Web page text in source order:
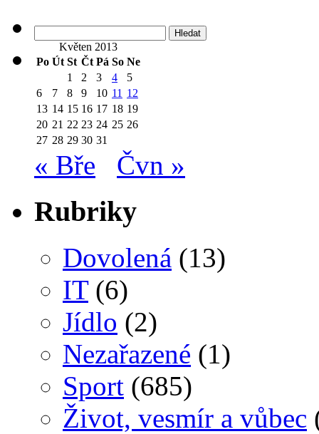
Květen 2013
Po Út St Čt Pá So Ne
1
2 3 4
5
6
7 8 9 10 11 12
13 14 15 16 17 18 19
20 21 22 23 24 25 26
27 28 29 30 31
« Bře Čvn »
Rubriky
Dovolená (13)
IT(6)
Jídlo (2)
Nezařazené (1)
Sport (685)
Život, vesmír a vůbec